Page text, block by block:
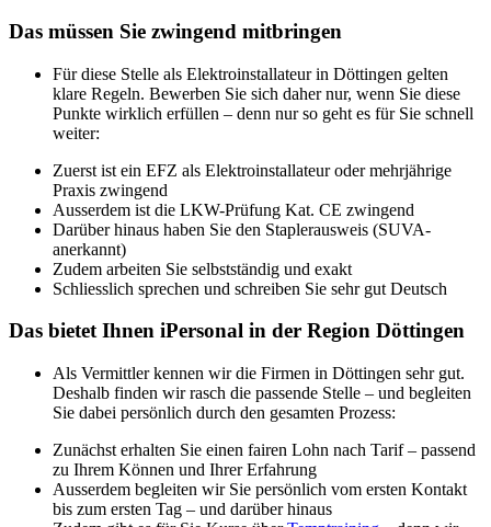
Das müssen Sie zwingend mitbringen
Für diese Stelle als Elektroinstallateur in Döttingen gelten
klare Regeln. Bewerben Sie sich daher nur, wenn Sie diese
Punkte wirklich erfüllen – denn nur so geht es für Sie schnell
weiter:
Zuerst ist ein EFZ als Elektroinstallateur oder mehrjährige
Praxis zwingend
Ausserdem ist die LKW-Prüfung Kat. CE zwingend
Darüber hinaus haben Sie den Staplerausweis (SUVA-
anerkannt)
Zudem arbeiten Sie selbstständig und exakt
Schliesslich sprechen und schreiben Sie sehr gut Deutsch
Das bietet Ihnen iPersonal in der Region Döttingen
Als Vermittler kennen wir die Firmen in Döttingen sehr gut.
Deshalb finden wir rasch die passende Stelle – und begleiten
Sie dabei persönlich durch den gesamten Prozess:
Zunächst erhalten Sie einen fairen Lohn nach Tarif – passend
zu Ihrem Können und Ihrer Erfahrung
Ausserdem begleiten wir Sie persönlich vom ersten Kontakt
bis zum ersten Tag – und darüber hinaus